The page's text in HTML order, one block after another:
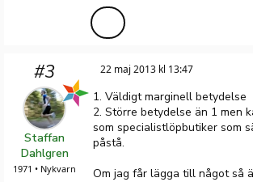
#3
Staffan
Dahlgren
1971 • Nykvarn
22 maj 2013 kl 13:47
1. Väldigt marginell betydelse
2. Större betydelse än 1 men
som specialistlöpbutiker som
påstå.
Om jag får lägga till något så